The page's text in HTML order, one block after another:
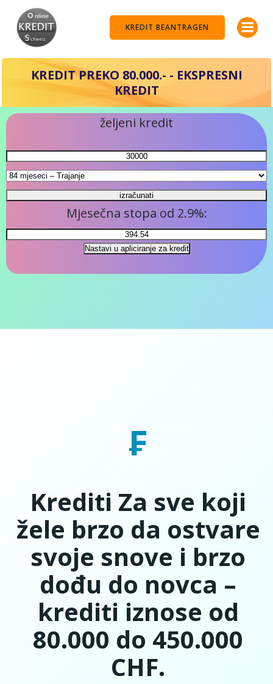
to
content
KREDIT BEANTRAGEN
KREDIT PREKO 80.000.- - EKSPRESNI
KREDIT
željeni kredit
Mjesečna stopa od 2.9%:
₣
Krediti Za sve koji
žele brzo da ostvare
svoje snove i brzo
dođu do novca –
krediti iznose od
80.000 do 450.000
CHF.